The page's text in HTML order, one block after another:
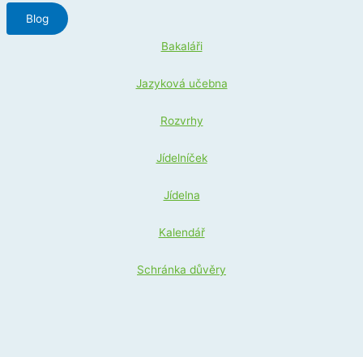
Blog
Bakaláři
Jazyková učebna
Rozvrhy
Jídelníček
Jídelna
Kalendář
Schránka důvěry